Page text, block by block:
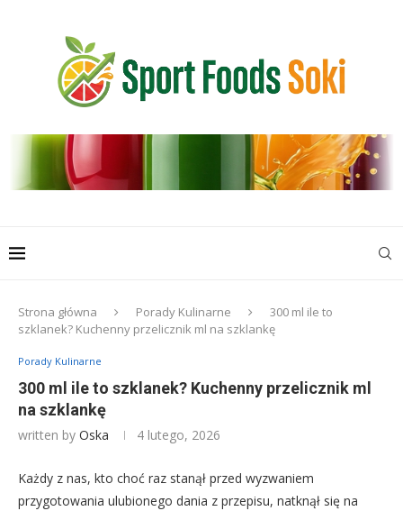
Strona główna Porady Kulinarne
300 ml ile to
szklanek? Kuchenny przelicznik ml na szklankę
Porady Kulinarne
300 ml ile to szklanek? Kuchenny przelicznik ml
na szklankę
written by Oska 4 lutego, 2026
Każdy z nas, kto choć raz stanął przed wyzwaniem
przygotowania ulubionego dania z przepisu, natknął się na